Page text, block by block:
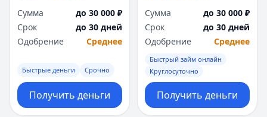
Самара
Санкт-Петербург
Севастополь
Сочи
Сургут
Т
Самара
Санкт-Петербург
Севастополь
Сочи
Сургут
Т
Сумма
до 30 000 ₽
Срок
до 30 дней
Одобрение
Среднее
Быстрые деньги Срочно
Получить деньги
Сумма
до 30 000 ₽
Срок
до 30 дней
Одобрение
Среднее
Быстрый займ онлайн
Круглосуточно
Получить деньги